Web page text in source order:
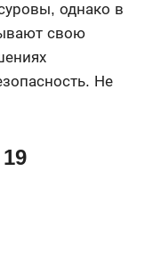
однако в
свою
Не